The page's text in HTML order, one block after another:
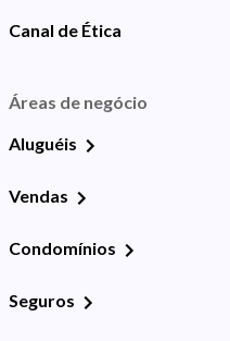
Canal de Ética
Áreas de negócio
Aluguéis
Vendas
Condomínios
Seguros